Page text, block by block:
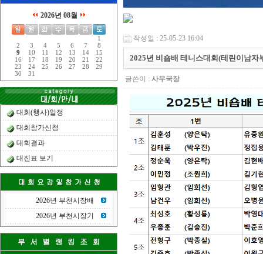
2026년 08월
1
2
3 4 5 6 7
8
9
10 11 12 13 14
15
16
17 18 19 20 21
22
23
24 25 26 27 28
29
30
31
대회(행사)일정
대회참가신청
대회결과
대진표 보기
2026년 부천시장배
2026년 부천시장기
작성일 : 25-05-23 16:04
2025년 비숍배 테니스대회(테린이남자
글쓴이 : 사무국장